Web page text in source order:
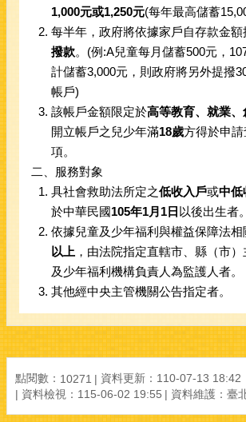
1,000元或1,250元(每年最高儲蓄
每半年，政府將依據家戶自存款金額
撥款。(例:A兒童每月儲蓄500元，
計儲蓄3,000元，則政府將另外提撥
帳戶)
該帳戶金額限定於高等教育、就業、
開立帳戶之兒少年滿18歲方得於申
項。
二、服務對象
具社會救助法所定之低收入戶或中低
於中華民國105年1月1日 以後出生者。
依據兒童及少年福利與權益保障法相
以上 ，由法院指定直轄市、縣（市
及少年福利機構負責人為監護人者。
其他經中央主管機關公告指定者。
點閱數： 10271 資料更新： 110-07-13 18:42
資料檢視： 115-06-02 19:55 資料維護： 臺